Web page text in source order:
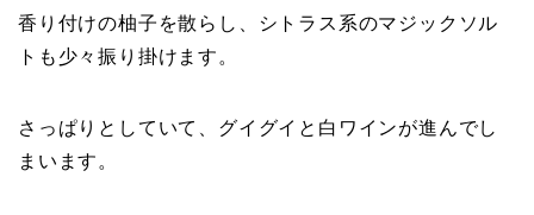
香り付けの柚子を散らし、シトラス系のマジックソル
トも少々振り掛けます。
さっぱりとしていて、グイグイと白ワインが進んでし
まいます。